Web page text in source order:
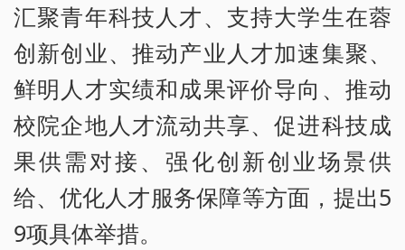
汇聚青年科技人才、支持大学生在蓉
创新创业、推动产业人才加速集聚、
鲜明人才实绩和成果评价导向、推动
校院企地人才流动共享、促进科技成
果供需对接、强化创新创业场景供
给、优化人才服务保障等方面，提出5
9项具体举措。